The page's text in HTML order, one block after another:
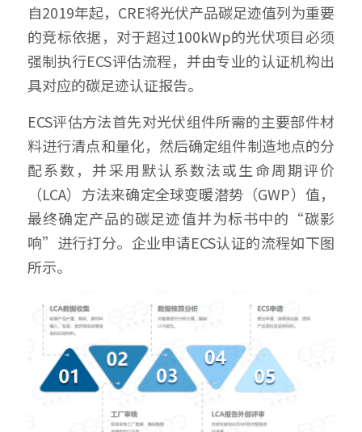
自2019年起，CRE将光伏产品碳足迹值列为重要
的竞标依据，对于超过100kWp的光伏项目必须
强制执行ECS评估流程，并由专业的认证机构出
具对应的碳足迹认证报告。
ECS评估方法首先对光伏组件所需的主要部件材
料进行清点和量化，然后确定组件制造地点的分
配系数，并采用默认系数法或生命周期评价
（LCA）方法来确定全球变暖潜势（GWP）值，
最终确定产品的碳足迹值并为标书中的“碳影
响”进行打分。企业申请ECS认证的流程如下图
所示。